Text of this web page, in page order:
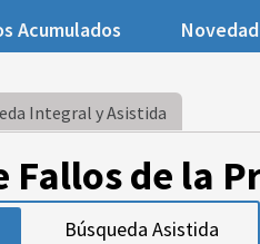
Acumulados
Integral y Asistida
Fallos de la
Búsqueda Asistida